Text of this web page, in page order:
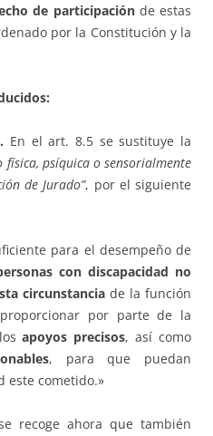
de participaciónde estas
por la Constitución y la
En el art. 8.5 se sustituye la
física, psíquica o sensorialmente
de Jurado”, por el siguiente
para el desempeño de
con discapacidad no
circunstanciade la función
por parte de la
losapoyos precisos, así como
, para que puedan
este cometido.»
recoge ahora que también